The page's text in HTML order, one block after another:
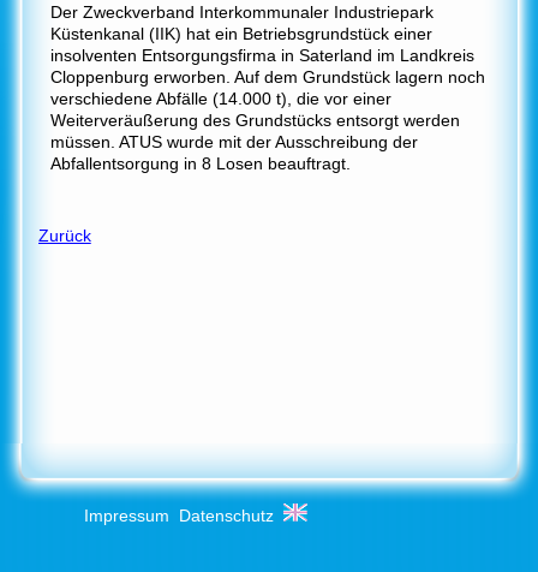
Der Zweckverband Interkommunaler Industriepark
Küstenkanal (IIK) hat ein Betriebsgrundstück einer
insolventen Entsorgungsfirma in Saterland im Landkreis
Cloppenburg erworben. Auf dem Grundstück lagern noch
verschiedene Abfälle (14.000 t), die vor einer
Weiterveräußerung des Grundstücks entsorgt werden
müssen. ATUS wurde mit der Ausschreibung der
Abfallentsorgung in 8 Losen beauftragt.
Zurück
Impressum Datenschutz